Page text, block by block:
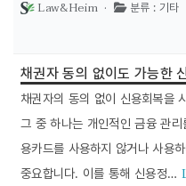
Law&Heim · 분류 : 기타
채권자 동의 없이도 가능한
채권자의 동의 없이 신용회복을
그 중 하나는 개인적인 금융 관
용카드를 사용하지 않거나 사용
중요합니다. 이를 통해 신용정…